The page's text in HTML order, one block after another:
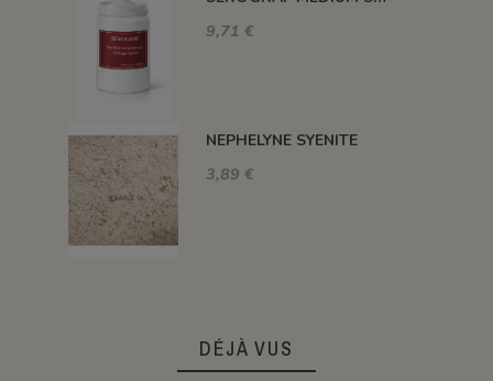
9,71 €
NEPHELYNE SYENITE
3,89 €
DÉJÀ VUS